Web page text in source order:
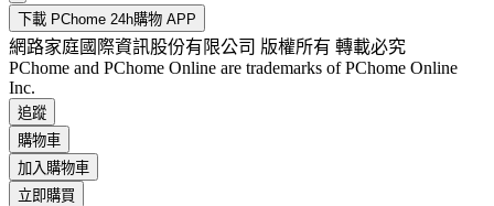
下載 PChome 24h購物 APP
網路家庭國際資訊股份有限公司 版權所有 轉載必究
PChome and PChome Online are trademarks of PChome Online
Inc.
追蹤
購物車
加入購物車
立即購買